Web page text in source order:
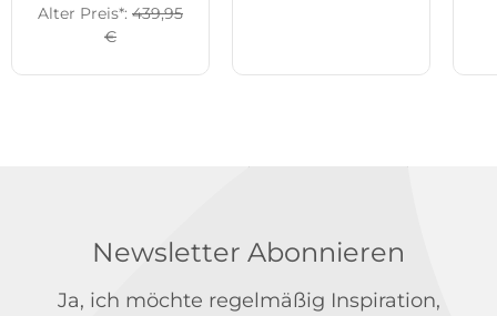
Alter Preis*: 439,95
€
Newsletter Abonnieren
Ja, ich möchte regelmäßig Inspiration,